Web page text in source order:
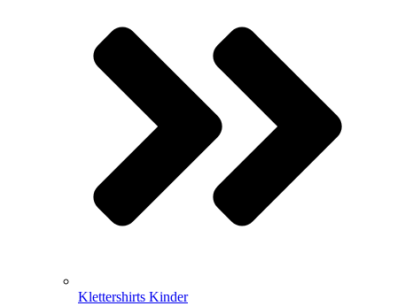
Klettershirts Kinder